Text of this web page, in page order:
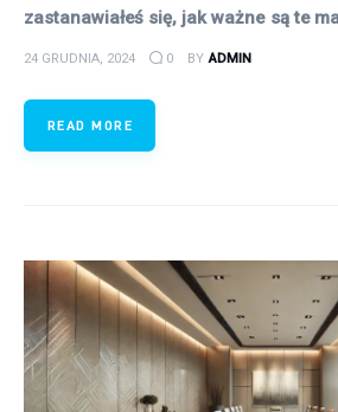
zastanawiałeś się, jak ważne są te
24 GRUDNIA, 2024 0 BY ADMIN
READ MORE